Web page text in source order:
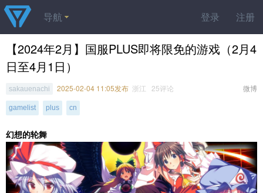
登录 注册
导航
【2024年2月】国服PLUS即将限免的游戏（2月4
日至4月1日）
微博
sakauenachi 2025-02-04 11:05发布 浙江 25评论
gamelist plus cn
幻想的轮舞